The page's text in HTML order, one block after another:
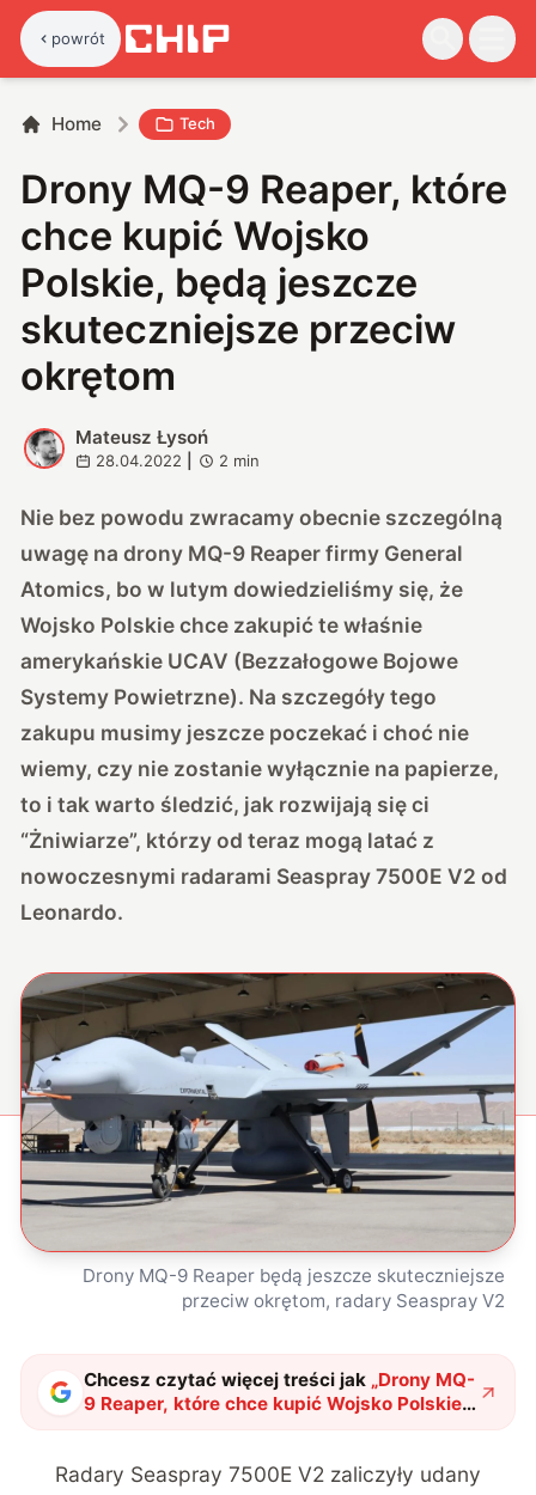
powrót
Home Tech
Drony MQ-9 Reaper, które
chce kupić Wojsko
Polskie, będą jeszcze
skuteczniejsze przeciw
okrętom
M
Mateusz Łysoń
28.04.2022 2 min
Nie bez powodu zwracamy obecnie szczególną
uwagę na drony MQ-9 Reaper firmy General
Atomics, bo w lutym dowiedzieliśmy się, że
Wojsko Polskie chce zakupić te właśnie
amerykańskie UCAV (Bezzałogowe Bojowe
Systemy Powietrzne). Na szczegóły tego
zakupu musimy jeszcze poczekać i choć nie
wiemy, czy nie zostanie wyłącznie na papierze,
to i tak warto śledzić, jak rozwijają się ci
“Żniwiarze”, którzy od teraz mogą latać z
nowoczesnymi radarami Seaspray 7500E V2 od
Leonardo.
Drony MQ-9 Reaper będą jeszcze skuteczniejsze
przeciw okrętom, radary Seaspray V2
Chcesz czytać więcej treści jak „Drony MQ-
9 Reaper, które chce kupić Wojsko Polskie,
będą jeszcze skuteczniejsze przeciw
Radary Seaspray 7500E V2 zaliczyły udany